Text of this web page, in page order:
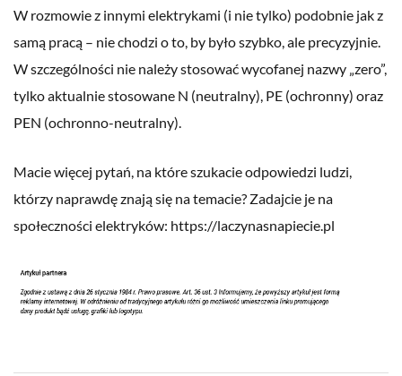
W rozmowie z innymi elektrykami (i nie tylko) podobnie jak z
samą pracą – nie chodzi o to, by było szybko, ale precyzyjnie.
W szczególności nie należy stosować wycofanej nazwy „zero”,
tylko aktualnie stosowane N (neutralny), PE (ochronny) oraz
PEN (ochronno-neutralny).
Macie więcej pytań, na które szukacie odpowiedzi ludzi,
którzy naprawdę znają się na temacie? Zadajcie je na
społeczności elektryków: https://laczynasnapiecie.pl